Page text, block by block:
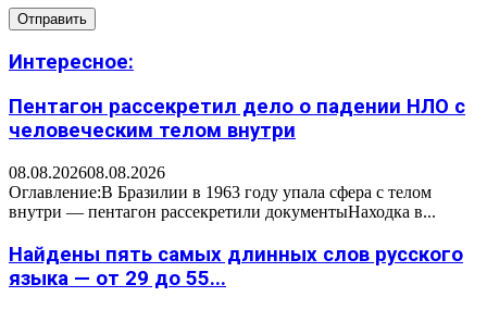
Интересное:
Пентагон рассекретил дело о падении НЛО с
человеческим телом внутри
08.08.202608.08.2026
Оглавление:В Бразилии в 1963 году упала сфера с телом
внутри — пентагон рассекретили документыНаходка в...
Найдены пять самых длинных слов русского
языка — от 29 до 55...